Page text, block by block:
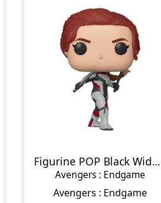
Figurine POP Black Widow
Avengers : Endgame
Avengers : Endgame